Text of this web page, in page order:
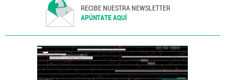
RECIBE NUESTRA NEWSLETTER
APÚNTATE AQUÍ